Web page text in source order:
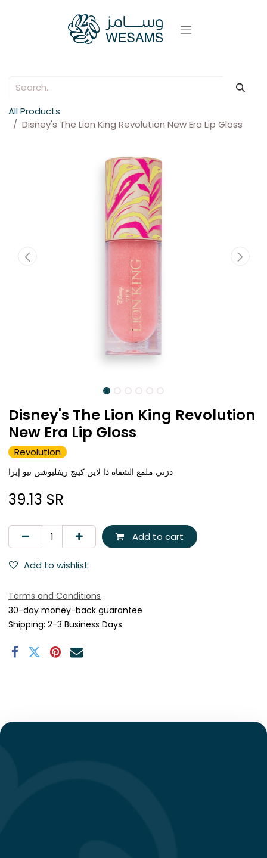
All Products
Disney's The Lion King Revolution New Era Lip Gloss
Disney's The Lion King Revolution
New Era Lip Gloss
Revolution
دزني ملمع الشفاه ذا لاين كينج ريفليوشن نيو إيرا
39.13 SR
Add to cart
Add to wishlist
Terms and Conditions
30-day money-back guarantee
Shipping: 2-3 Business Days